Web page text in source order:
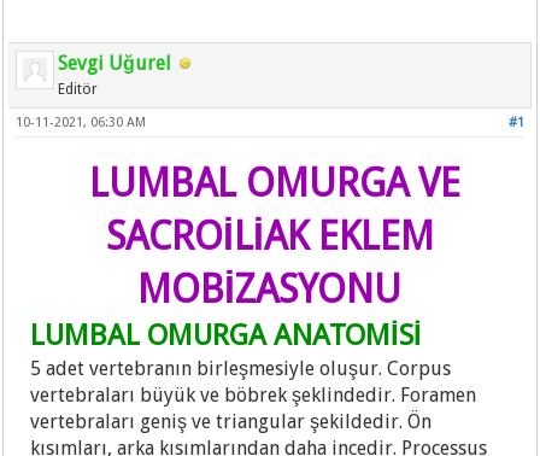
Sevgi Uğurel
Editör
#1
10-11-2021, 06:30 AM
LUMBAL OMURGA VE
SACROİLİAK EKLEM
MOBİZASYONU
LUMBAL OMURGA ANATOMİSİ
5 adet vertebranın birleşmesiyle oluşur. Corpus
vertebraları büyük ve böbrek şeklindedir. Foramen
vertebraları geniş ve triangular şekildedir. Ön
kısımları, arka kısımlarından daha incedir. Processus